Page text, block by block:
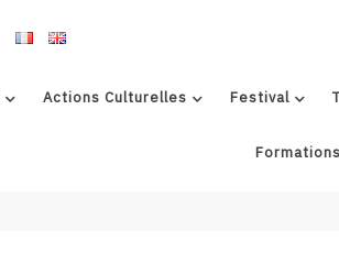
Actions Culturelles Festival